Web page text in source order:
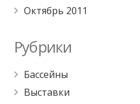
Октябрь 2011
Рубрики
Бассейны
Выставки